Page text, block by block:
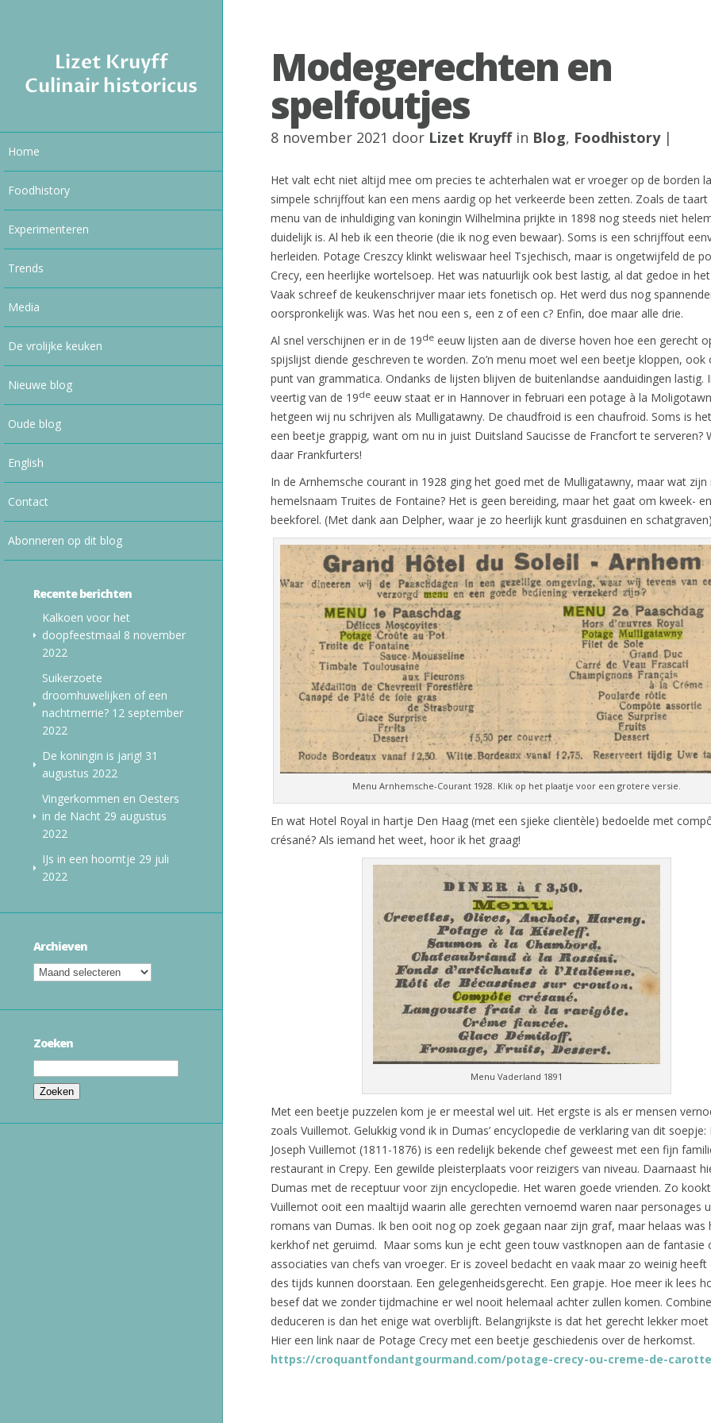
Lizet Kruyff
Culinair historicus
Home
Foodhistory
Experimenteren
Trends
Media
De vrolijke keuken
Nieuwe blog
Oude blog
English
Contact
Abonneren op dit blog
Recente berichten
Kalkoen voor het
doopfeestmaal 8 november
2022
Suikerzoete
droomhuwelijken of een
nachtmerrie? 12 september
2022
De koningin is jarig! 31
augustus 2022
Vingerkommen en Oesters
in de Nacht 29 augustus
2022
IJs in een hoorntje 29 juli
2022
Archieven
Zoeken
Modegerechten en
spelfoutjes
8 november 2021 door Lizet Kruyffin Blog, Foodhistory|
Het valt echt niet altijd mee om precies te achterhalen wat er vroeger op de borden
simpele schrijffout kan een mens aardig op het verkeerde been zetten. Zoals de
menu van de inhuldiging van koningin Wilhelmina prijkte in 1898 nog steeds niet
duidelijk is. Al heb ik een theorie (die ik nog even bewaar). Soms is een schrijffout
herleiden. Potage Creszcy klinkt weliswaar heel Tsjechisch, maar is ongetwijfeld de
Crecy, een heerlijke wortelsoep. Het was natuurlijk ook best lastig, al dat gedoe in
Vaak schreef de keukenschrijver maar iets fonetisch op. Het werd dus nog
oorspronkelijk was. Was het nou een s, een z of een c? Enfin, doe maar alle drie.
Al snel verschijnen er in de 19de eeuw lijsten aan de diverse hoven hoe een gerecht
spijslijst diende geschreven te worden. Zo’n menu moet wel een beetje kloppen, ook
punt van grammatica. Ondanks de lijsten blijven de buitenlandse aanduidingen lastig.
veertig van de 19de eeuw staat er in Hannover in februari een potage à la
hetgeen wij nu schrijven als Mulligatawny. De chaudfroid is een chaufroid. Soms is
een beetje grappig, want om nu in juist Duitsland Saucisse de Francfort te serveren?
daar Frankfurters!
In de Arnhemsche courant in 1928 ging het goed met de Mulligatawny, maar wat zijn
hemelsnaam Truites de Fontaine? Het is geen bereiding, maar het gaat om kweek-
beekforel. (Met dank aan Delpher, waar je zo heerlijk kunt grasduinen en
Menu Arnhemsche-Courant 1928. Klik op het plaatje voor een grotere versie.
En wat Hotel Royal in hartje Den Haag (met een sjieke clientèle) bedoelde met
crésané? Als iemand het weet, hoor ik het graag!
Menu Vaderland 1891
Met een beetje puzzelen kom je er meestal wel uit. Het ergste is als er mensen
zoals Vuillemot. Gelukkig vond ik in Dumas’ encyclopedie de verklaring van dit soepje:
Joseph Vuillemot (1811-1876) is een redelijk bekende chef geweest met een fijn
restaurant in Crepy. Een gewilde pleisterplaats voor reizigers van niveau. Daarnaast
Dumas met de receptuur voor zijn encyclopedie. Het waren goede vrienden. Zo
Vuillemot ooit een maaltijd waarin alle gerechten vernoemd waren naar personages
romans van Dumas. Ik ben ooit nog op zoek gegaan naar zijn graf, maar helaas was
kerkhof net geruimd. Maar soms kun je echt geen touw vastknopen aan de fantasie
associaties van chefs van vroeger. Er is zoveel bedacht en vaak maar zo weinig heeft
des tijds kunnen doorstaan. Een gelegenheidsgerecht. Een grapje. Hoe meer ik lees
besef dat we zonder tijdmachine er wel nooit helemaal achter zullen komen.
deduceren is dan het enige wat overblijft. Belangrijkste is dat het gerecht lekker moet
Hier een link naar de Potage Crecy met een beetje geschiedenis over de herkomst.
https://croquantfondantgourmand.com/potage-crecy-ou-creme-de-